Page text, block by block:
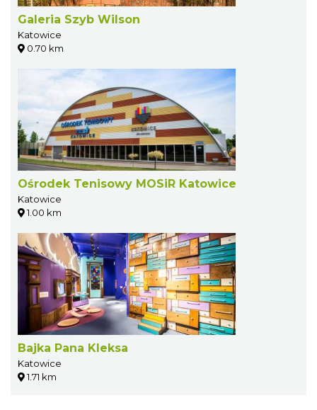
Galeria Szyb Wilson
Katowice
0.70 km
Ośrodek Tenisowy MOSiR Katowice
Katowice
1.00 km
Bajka Pana Kleksa
Katowice
1.71 km